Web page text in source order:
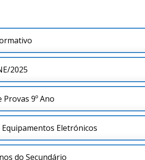
2025
9º Ano
Eletrónicos
do Secundário